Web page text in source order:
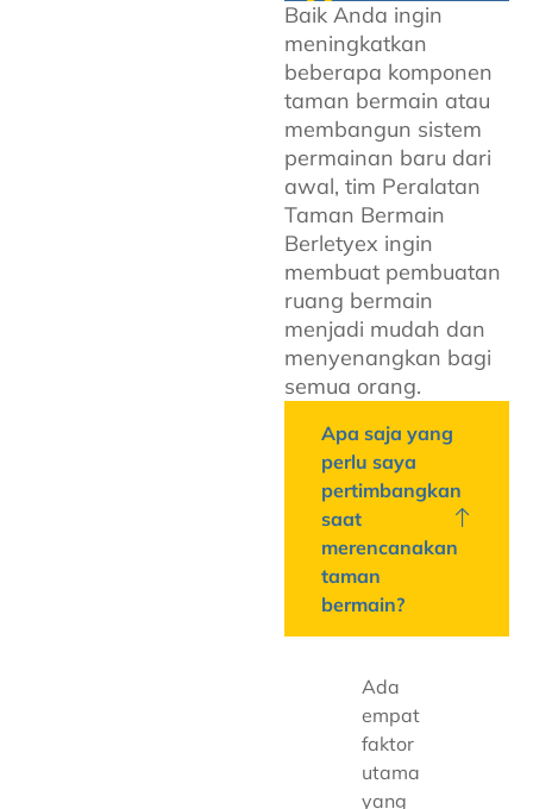
Baik Anda ingin
meningkatkan
beberapa komponen
taman bermain atau
membangun sistem
permainan baru dari
awal, tim Peralatan
Taman Bermain
Berletyex ingin
membuat pembuatan
ruang bermain
menjadi mudah dan
menyenangkan bagi
semua orang.
Apa saja yang
perlu saya
pertimbangkan
saat
merencanakan
taman
bermain?
Ada
empat
faktor
utama
yang